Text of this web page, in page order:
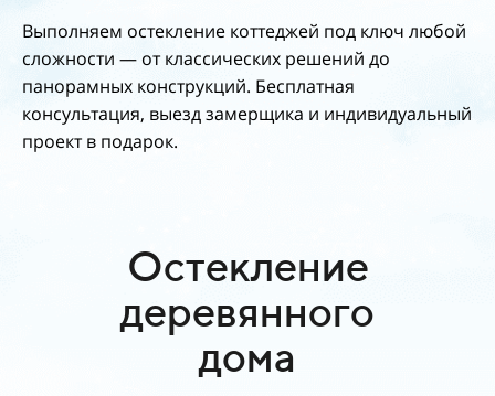
Выполняем остекление коттеджей под ключ любой
сложности — от классических решений до
панорамных конструкций. Бесплатная
консультация, выезд замерщика и индивидуальный
проект в подарок.
Остекление
деревянного
дома